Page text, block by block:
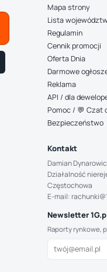
Mapa strony
Lista
Regulamin
Cennik promocji
Oferta Dnia
Darmowe
Reklama
API / dla
Pomoc / 💬 Czat
Bezpieczeństwo
Kontakt
Damian
Działalność
Częstochowa
E-mail:
Newsletter
Raporty rynkowe,